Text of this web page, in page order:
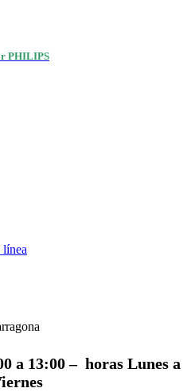
PHILIPS
a 13:00 – horas Lunes a